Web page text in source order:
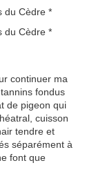
continuer ma
fondus
de pigeon qui
cuisson
tendre et
séparément à
font que